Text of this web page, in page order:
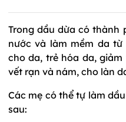
Trong dầu dừa có thành
nước và làm mềm da
cho da, trẻ hóa da,
vết rạn và nám, cho làn
Các mẹ có thể tự làm
sau: